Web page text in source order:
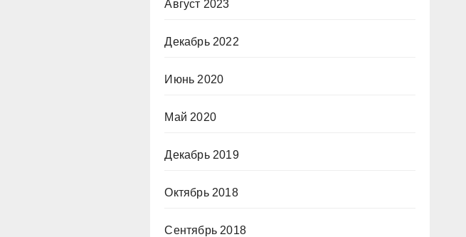
Август 2023
Декабрь 2022
Июнь 2020
Май 2020
Декабрь 2019
Октябрь 2018
Сентябрь 2018